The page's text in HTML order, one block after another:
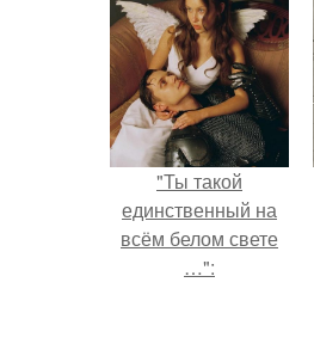
"Ты такой
единственный на
всём белом свете
…":